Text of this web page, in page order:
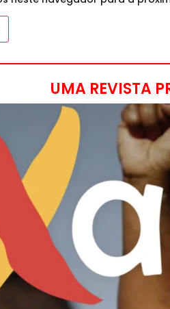
UMA REVISTA